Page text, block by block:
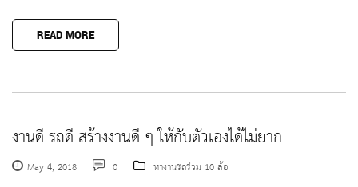
READ MORE
งานดี รถดี สร้างงานดี ๆ ให้กับตัวเองได้ไม่ยาก
May 4, 2018 0 หางานรถร่วม 10 ล้อ